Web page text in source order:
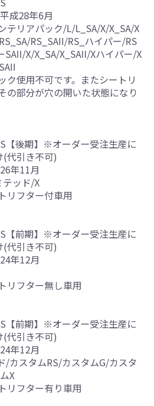
成28年6月
テリアパック/L/L_SA/X/X_SA/X
RS_SAII/RS_ハイパー/RS
SAII/X/X_SA/X_SAII/Xハイパー/X
使用不可です。またシートリ
の部分が穴の開いた状態になり
【後期】※オーダー受注生産に
代引き不可)
年11月
テッド/X
リフター付車用
【前期】※オーダー受注生産に
代引き不可)
年12月
リフター無し車用
【前期】※オーダー受注生産に
代引き不可)
年12月
/カスタムRS/カスタムG/カスタ
X
リフター有り車用